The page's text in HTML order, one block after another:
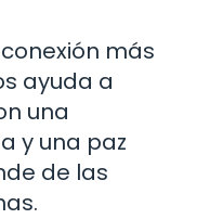
más
ayuda a
una
y una paz
de las